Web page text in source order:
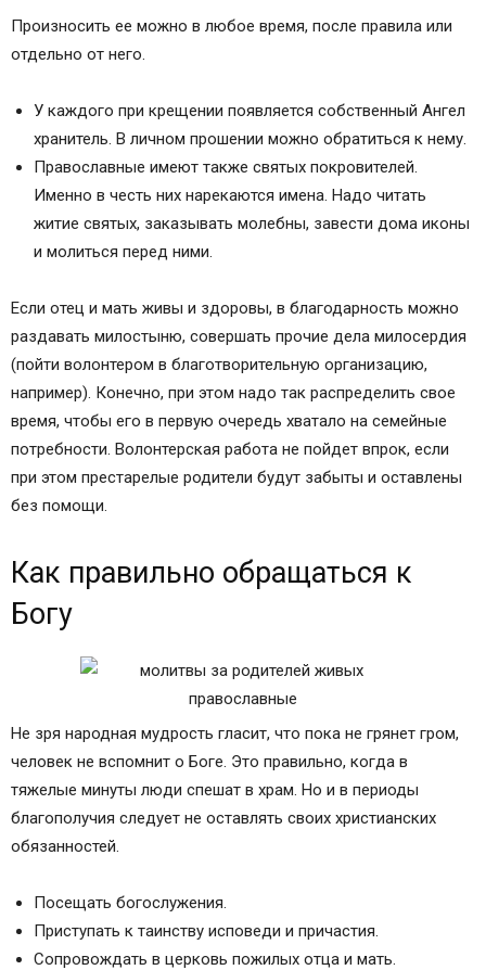
Произносить ее можно в любое время, после правила или
отдельно от него.
У каждого при крещении появляется собственный Ангел
хранитель. В личном прошении можно обратиться к нему.
Православные имеют также святых покровителей.
Именно в честь них нарекаются имена. Надо читать
житие святых, заказывать молебны, завести дома иконы
и молиться перед ними.
Если отец и мать живы и здоровы, в благодарность можно
раздавать милостыню, совершать прочие дела милосердия
(пойти волонтером в благотворительную организацию,
например). Конечно, при этом надо так распределить свое
время, чтобы его в первую очередь хватало на семейные
потребности. Волонтерская работа не пойдет впрок, если
при этом престарелые родители будут забыты и оставлены
без помощи.
Как правильно обращаться к
Богу
Не зря народная мудрость гласит, что пока не грянет гром,
человек не вспомнит о Боге. Это правильно, когда в
тяжелые минуты люди спешат в храм. Но и в периоды
благополучия следует не оставлять своих христианских
обязанностей.
Посещать богослужения.
Приступать к таинству исповеди и причастия.
Сопровождать в церковь пожилых отца и мать.